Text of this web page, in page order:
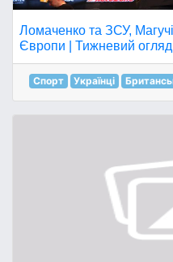
Ломаченко та ЗСУ,
Європи | Тижневий
Спорт Українці